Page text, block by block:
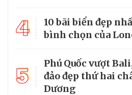
4
10 bãi biển đẹp
bình chọn của
5
Phú Quốc vượt
đảo đẹp thứ hai
Dương